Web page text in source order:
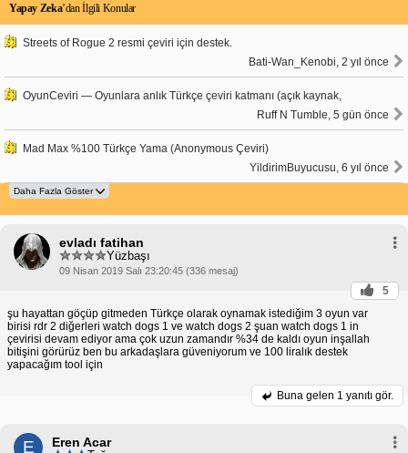
Yapay Zeka’dan İlgili Konular
Streets of Rogue 2 resmi çeviri için destek.
Bati-Wan_Kenobi, 2 yıl önce
OyunCeviri — Oyunlara anlık Türkçe çeviri katmanı (açık kaynak,
Ruff N Tumble, 5 gün önce
Mad Max %100 Türkçe Yama (Anonymous Çeviri)
YildirimBuyucusu, 6 yıl önce
evladı fatihan
Yüzbaşı
09 Nisan 2019 Salı 23:20:45 (336 mesaj)
5
şu hayattan göçüp gitmeden Türkçe olarak oynamak istediğim 3 oyun var
birisi rdr 2 diğerleri watch dogs 1 ve watch dogs 2 şuan watch dogs 1 in
çevirisi devam ediyor ama çok uzun zamandır %34 de kaldı oyun inşallah
bitişini görürüz ben bu arkadaşlara güveniyorum ve 100 liralık destek
yapacağım tool için
Buna gelen 1 yanıtı gör.
E Eren Acar